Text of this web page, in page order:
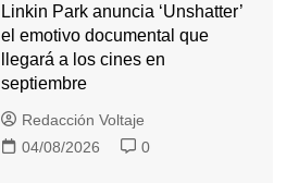
Linkin Park anuncia ‘Unshatter’
el emotivo documental que
llegará a los cines en
septiembre
Redacción Voltaje
04/08/2026
0